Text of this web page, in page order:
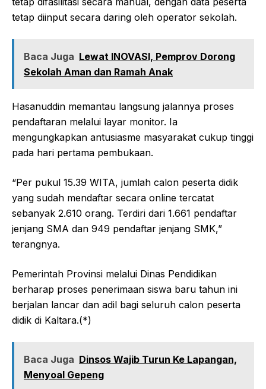
tetap diinput secara daring oleh operator sekolah.
Baca Juga Lewat INOVASI, Pemprov Dorong
Sekolah Aman dan Ramah Anak
Hasanuddin memantau langsung jalannya proses
pendaftaran melalui layar monitor. Ia
mengungkapkan antusiasme masyarakat cukup tinggi
pada hari pertama pembukaan.
“Per pukul 15.39 WITA, jumlah calon peserta didik
yang sudah mendaftar secara online tercatat
sebanyak 2.610 orang. Terdiri dari 1.661 pendaftar
jenjang SMA dan 949 pendaftar jenjang SMK,”
terangnya.
Pemerintah Provinsi melalui Dinas Pendidikan
berharap proses penerimaan siswa baru tahun ini
berjalan lancar dan adil bagi seluruh calon peserta
didik di Kaltara.(*)
Baca Juga Dinsos Wajib Turun Ke Lapangan,
Menyoal Gepeng